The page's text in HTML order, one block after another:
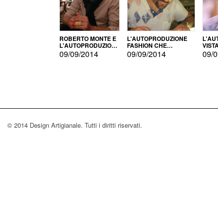
ROBERTO MONTE E
L'AUTOPRODUZIONE
CON IL CENSIMENTO
09/09/2014
L'AUTOPRODUZIONE
FASHION CHE
CONQUISTA GLI USA
09/09/2014 09/
© 2014 Design Artigianale. Tutti i diritti riservati.